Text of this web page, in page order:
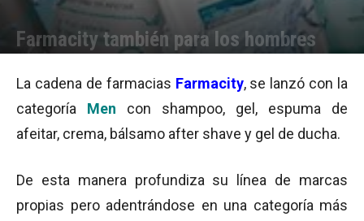
Farmacity también para los hombres
La cadena de farmacias Farmacity, se lanzó con la
categoría Men con shampoo, gel, espuma de
afeitar, crema, bálsamo after shave y gel de ducha.
De esta manera profundiza su línea de marcas
propias pero adentrándose en una categoría más